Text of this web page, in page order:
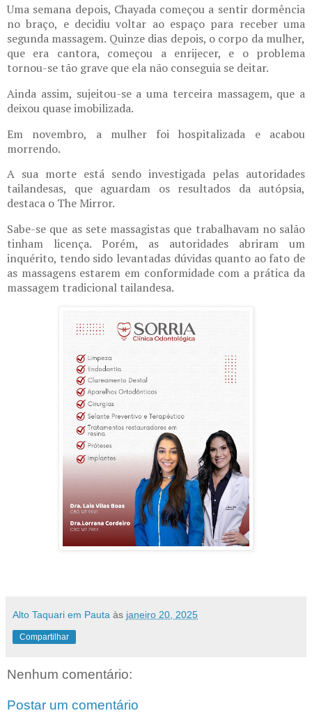
Uma semana depois, Chayada começou a sentir dormência
no braço, e decidiu voltar ao espaço para receber uma
segunda massagem. Quinze dias depois, o corpo da mulher,
que era cantora, começou a enrijecer, e o problema
tornou-se tão grave que ela não conseguia se deitar.
Ainda assim, sujeitou-se a uma terceira massagem, que a
deixou quase imobilizada.
Em novembro, a mulher foi hospitalizada e acabou
morrendo.
A sua morte está sendo investigada pelas autoridades
tailandesas, que aguardam os resultados da autópsia,
destaca o The Mirror.
Sabe-se que as sete massagistas que trabalhavam no salão
tinham licença. Porém, as autoridades abriram um
inquérito, tendo sido levantadas dúvidas quanto ao fato de
as massagens estarem em conformidade com a prática da
massagem tradicional tailandesa.
Alto Taquari em Pauta às janeiro 20, 2025
Compartilhar
Nenhum comentário:
Postar um comentário